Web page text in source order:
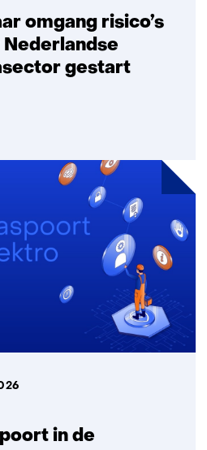
omgang risico’s
Nederlandse
gestart
in de